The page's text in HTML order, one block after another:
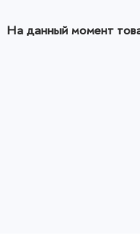
На данный момент